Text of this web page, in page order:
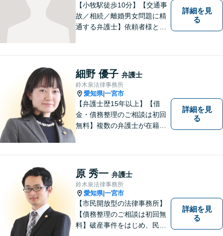
【小牧駅徒歩10分】【交通事
故／相続／離婚男女問題に精
通する弁護士】依頼者様との
分かりやすい説明を心がけま
す。お気軽にご相談くださ
い！
詳細を見
る
細野 優子 弁護士
鈴木泉法律事務所
愛知県|一宮市
【弁護士歴15年以上】【借
金・債務整理のご相談は初回
無料】複数の弁護士が在籍し
を丁寧にヒアリングし、寄り
添うことを大切にしておりま
す。お気軽にご相談ください
【分割払い可】【完全個室】
詳細を見
る
原 秀一 弁護士
鈴木泉法律事務所
愛知県|一宮市
【市民開放型の法律事務所】
【債務整理のご相談は初回無
料】破産事件をはじめ、民事
詳細を見
る